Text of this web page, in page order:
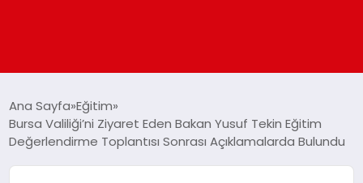
GÜNDEM
Ana Sayfa Eğitim
Bursa Valiliği’ni Ziyaret Eden Bakan Yusuf Tekin Eğitim
Değerlendirme Toplantısı Sonrası Açıklamalarda Bulundu